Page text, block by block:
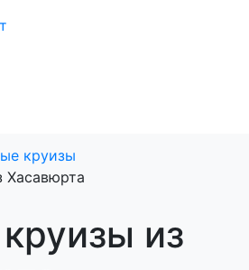
круизы
Хасавюрта
из